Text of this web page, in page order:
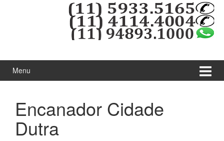
Menu
Encanador Cidade
Dutra